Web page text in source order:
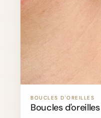
BOUCLES D'OREILLES
Boucles